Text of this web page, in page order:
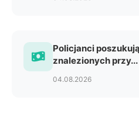
Policjanci
znalezionych przy...
04.08.2026